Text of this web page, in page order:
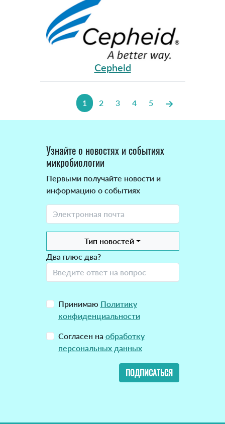
Cepheid
1 2 3 4 5
Узнайте о новостях и событиях
микробиологии
Первыми получайте новости и
информацию о событиях
Тип новостей
Два плюс два?
Принимаю Политику
конфиденциальности
Согласен на обработку
персональных данных
ПОДПИСАТЬСЯ